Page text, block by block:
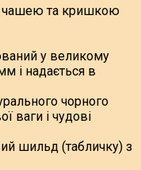
чашею та кришкою
у великому
і надається в
чорного
ваги і чудові
шильд (табличку) з